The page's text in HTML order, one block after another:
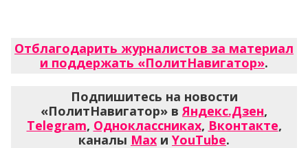
Отблагодарить журналистов за материал
и поддержать «ПолитНавигатор».
Подпишитесь на новости
«ПолитНавигатор» вЯндекс.Дзен,
Telegram, Одноклассниках, Вконтакте,
каналы Max и YouTube.